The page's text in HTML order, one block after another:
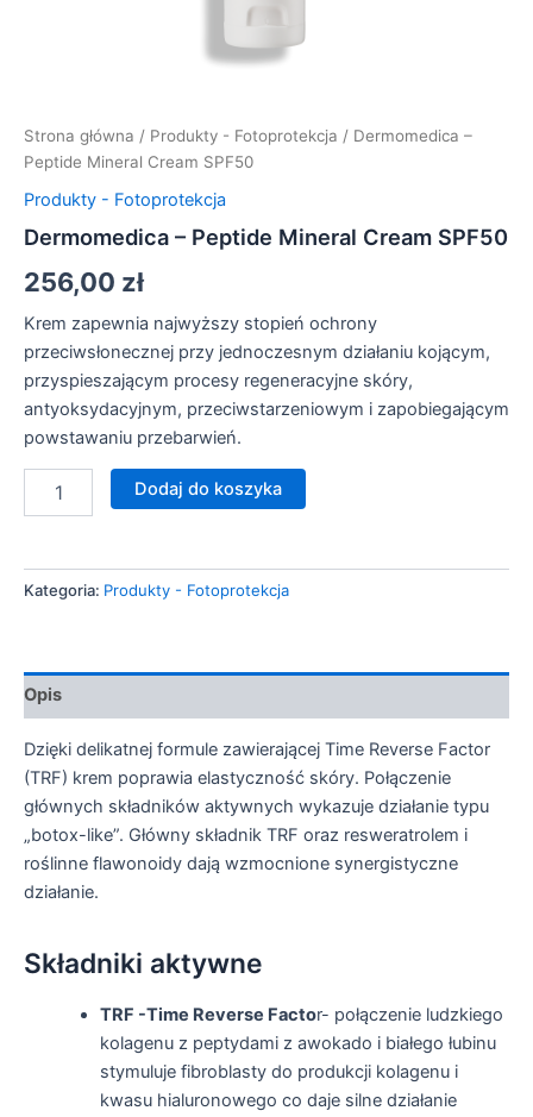
Strona główna / Produkty - Fotoprotekcja / Dermomedica –
Peptide Mineral Cream SPF50
Produkty - Fotoprotekcja
Dermomedica – Peptide Mineral Cream SPF50
256,00 zł
Krem zapewnia najwyższy stopień ochrony
przeciwsłonecznej przy jednoczesnym działaniu kojącym,
przyspieszającym procesy regeneracyjne skóry,
antyoksydacyjnym, przeciwstarzeniowym i zapobiegającym
powstawaniu przebarwień.
Dermomedica
Mineral
Cream
Dodaj do koszyka
Kategoria: Produkty - Fotoprotekcja
Opis
Dzięki delikatnej formule zawierającej Time Reverse Factor
(TRF) krem poprawia elastyczność skóry. Połączenie
głównych składników aktywnych wykazuje działanie typu
„botox-like”. Główny składnik TRF oraz resweratrolem i
roślinne flawonoidy dają wzmocnione synergistyczne
działanie.
Składniki aktywne
TRF -Time Reverse Factor- połączenie ludzkiego
kolagenu z peptydami z awokado i białego łubinu
stymuluje fibroblasty do produkcji kolagenu i
kwasu hialuronowego co daje silne działanie